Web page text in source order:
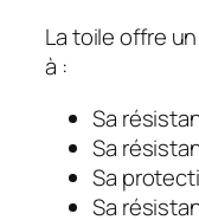
La toile offre
à :
Sa
Sa
Sa
Sa